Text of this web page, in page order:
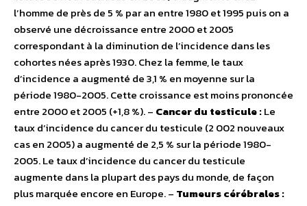
l’homme de près de 5 % par an entre 1980 et 1995 puis on a
observé une décroissance entre 2000 et 2005
correspondant à la diminution de l’incidence dans les
cohortes nées après 1930. Chez la femme, le taux
d’incidence a augmenté de 3,1 % en moyenne sur la
période 1980-2005. Cette croissance est moins prononcée
entre 2000 et 2005 (+1,8 %). – Cancer du testicule :Le
taux d’incidence du cancer du testicule (2 002 nouveaux
cas en 2005) a augmenté de 2,5 % sur la période 1980-
2005. Le taux d’incidence du cancer du testicule
augmente dans la plupart des pays du monde, de façon
plus marquée encore en Europe. – Tumeurs cérébrales :